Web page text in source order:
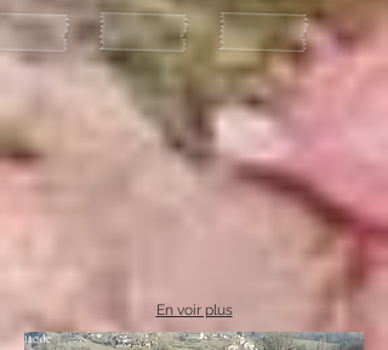
En voir plus
lac de